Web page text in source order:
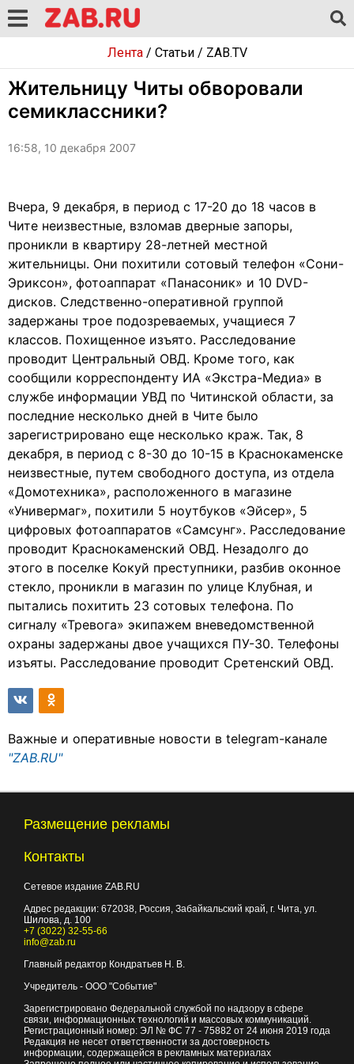
Лента/ Статьи/ ZAB.TV
Жительницу Читы обворовали
семиклассники?
16:58, 10 декабря 2007
Вчера, 9 декабря, в период с 17-20 до 18 часов в
Чите неизвестные, взломав дверные запоры,
проникли в квартиру 28-летней местной
жительницы. Они похитили сотовый телефон «Сони-
Эриксон», фотоаппарат «Панасоник» и 10 DVD-
дисков. Следственно-оперативной группой
задержаны трое подозреваемых, учащиеся 7
классов. Похищенное изъято. Расследование
проводит Центральный ОВД. Кроме того, как
сообщили корреспонденту ИА «Экстра-Медиа» в
службе информации УВД по Читинской области, за
последние несколько дней в Чите было
зарегистрировано еще несколько краж. Так, 8
декабря, в период с 8-30 до 10-15 в Краснокаменске
неизвестные, путем свободного доступа, из отдела
«Домотехника», расположенного в магазине
«Универмаг», похитили 5 ноутбуков «Эйсер», 5
цифровых фотоаппаратов «Самсунг». Расследование
проводит Краснокаменский ОВД. Незадолго до
этого в поселке Кокуй преступники, разбив оконное
стекло, проникли в магазин по улице Клубная, и
пытались похитить 23 сотовых телефона. По
сигналу «Тревога» экипажем вневедомственной
охраны задержаны двое учащихся ПУ-30. Телефоны
изъяты. Расследование проводит Сретенский ОВД.
Важные и оперативные новости в telegram-канале
"ZAB.RU"
Размещение рекламы
Контакты
Сетевое издание ZAB.RU
Адрес редакции: 672038, Россия, Забайкальский край, г. Чита, ул.
Шилова, д. 100
+7 (3022) 32-55-66
info@zab.ru
Главный редактор Кондратьев Н. В.
Учредитель - ООО "Событие"
Зарегистрировано Федеральной службой по надзору в сфере
связи, информационных технологий и массовых коммуникаций.
Регистрационный номер: ЭЛ № ФС 77 - 75882 от 24 июня 2019 года
Редакция не несет ответственности за достоверность
информации, содержащейся в рекламных материалах